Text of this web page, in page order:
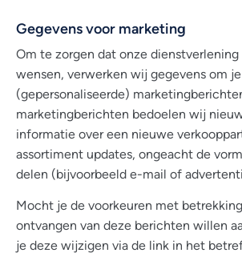
Gegevens voor marketing
Om te zorgen dat onze
wensen, verwerken wij gegevens om je
(gepersonaliseerde)
marketingberichten bedoelen wij
informatie over een nieuwe
assortiment updates, ongeacht de
delen (bijvoorbeeld e-mail of
Mocht je de voorkeuren met
ontvangen van deze berichten willen
je deze wijzigen via de link in het